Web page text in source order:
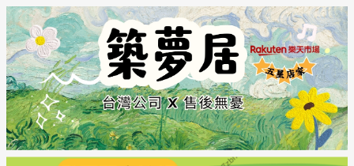
日本購物 電子/紙本書
HOT